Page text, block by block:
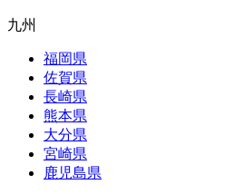
九州
福岡県
佐賀県
長崎県
熊本県
大分県
宮崎県
鹿児島県